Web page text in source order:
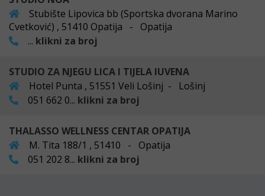
Stubište Lipovica bb (Sportska dvorana Marino
Cvetković) , 51410 Opatija - Opatija
... klikni za broj
STUDIO ZA NJEGU LICA I TIJELA IUVENA
Hotel Punta , 51551 Veli Lošinj - Lošinj
051 662 0... klikni za broj
THALASSO WELLNESS CENTAR OPATIJA
M. Tita 188/1 , 51410 - Opatija
051 202 8... klikni za broj